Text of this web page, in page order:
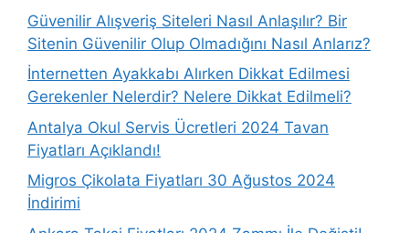
Güvenilir Alışveriş Siteleri Nasıl Anlaşılır? Bir
Sitenin Güvenilir Olup Olmadığını Nasıl Anlarız?
İnternetten Ayakkabı Alırken Dikkat Edilmesi
Gerekenler Nelerdir? Nelere Dikkat Edilmeli?
Antalya Okul Servis Ücretleri 2024 Tavan
Fiyatları Açıklandı!
Migros Çikolata Fiyatları 30 Ağustos 2024
İndirimi